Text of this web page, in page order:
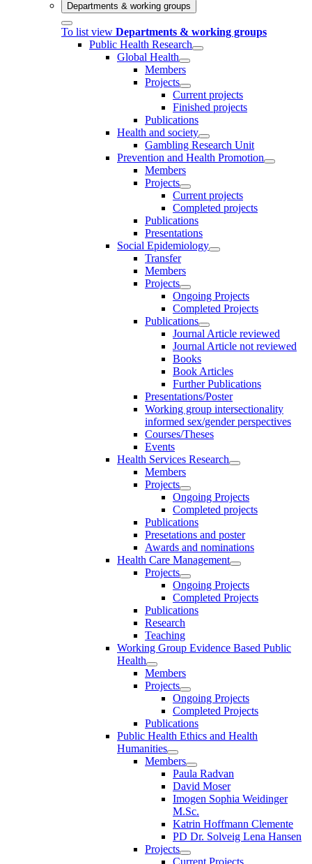
Departments & working groups
To list view Departments & working groups
Public Health Research
Global Health
Members
Projects
Current projects
Finished projects
Publications
Health and society
Gambling Research Unit
Prevention and Health Promotion
Members
Projects
Current projects
Completed projects
Publications
Presentations
Social Epidemiology
Transfer
Members
Projects
Ongoing Projects
Completed Projects
Publications
Journal Article reviewed
Journal Article not reviewed
Books
Book Articles
Further Publications
Presentations/Poster
Working group intersectionality
informed sex/gender perspectives
Courses/Theses
Events
Health Services Research
Members
Projects
Ongoing Projects
Completed projects
Publications
Presetations and poster
Awards and nominations
Health Care Management
Projects
Ongoing Projects
Completed Projects
Publications
Research
Teaching
Working Group Evidence Based Public
Health
Members
Projects
Ongoing Projects
Completed Projects
Publications
Public Health Ethics and Health
Humanities
Members
Paula Radvan
David Moser
Imogen Sophia Weidinger
M.Sc.
Katrin Hoffmann Clemente
PD Dr. Solveig Lena Hansen
Projects
Current Projects